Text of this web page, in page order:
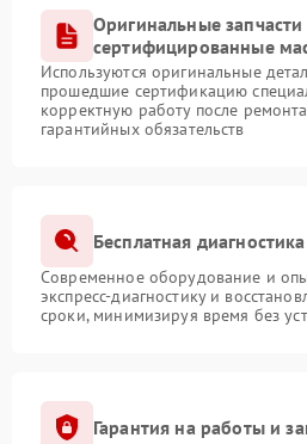
Оригинальные запчасти
сертифицированные
Используются оригинальные
прошедшие сертификацию
корректную работу после
гарантийных обязательств
Бесплатная
Современное оборудование и
экспресс-диагностику и
сроки, минимизируя время без
Гарантия на работы и